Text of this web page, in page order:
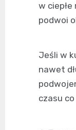
w ciepłe
podwoi
Jeśli w
nawet
czasu